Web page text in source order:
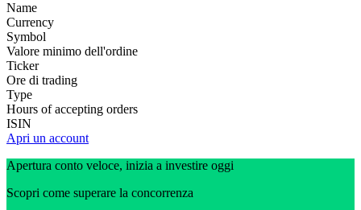
Name
Currency
Symbol
Valore minimo dell'ordine
Ticker
Ore di trading
Type
Hours of accepting orders
ISIN
Apri un account
Apertura conto veloce, inizia a investire oggi
Scopri come superare la concorrenza